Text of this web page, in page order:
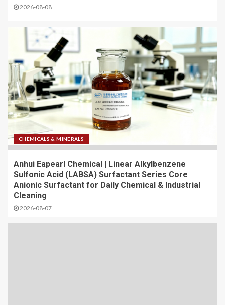
2026-08-08
CHEMICALS & MINERALS
Anhui Eapearl Chemical | Linear Alkylbenzene
Sulfonic Acid (LABSA) Surfactant Series Core
Anionic Surfactant for Daily Chemical & Industrial
Cleaning
2026-08-07